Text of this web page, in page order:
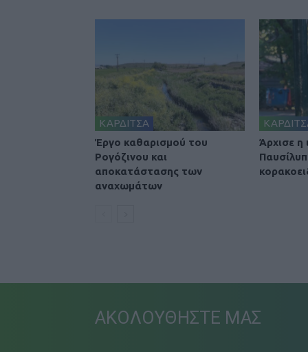
ΚΑΡΔΙΤΣΑ
Έργο καθαρισμού του
Ρογόζινου και
αποκατάστασης των
αναχωμάτων
Άρχισε η
ΑΚΟΛΟΥΘΗΣΤΕ ΜΑΣ